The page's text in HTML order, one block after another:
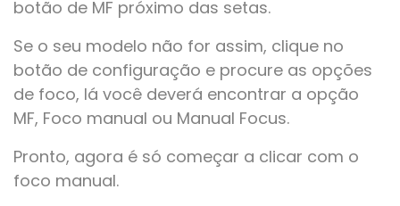
botão de MF próximo das setas.
Se o seu modelo não for assim, clique no
botão de configuração e procure as opções
de foco, lá você deverá encontrar a opção
MF, Foco manual ou Manual Focus.
Pronto, agora é só começar a clicar com o
foco manual.